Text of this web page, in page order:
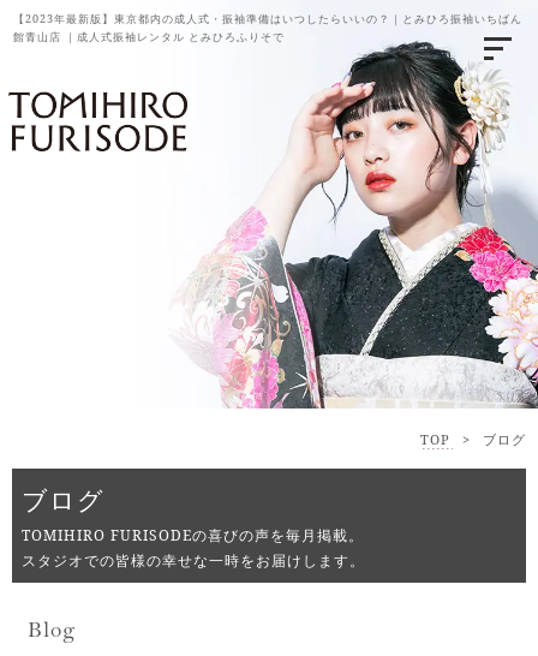
【2023年最新版】東京都内の成人式・振袖準備はいつしたらいいの？｜とみひろ振袖いちばん
館青山店 ｜成人式振袖レンタル とみひろふりそで
ブログ
TOMIHIRO FURISODEの喜びの声を毎月掲載。
スタジオでの皆様の幸せな一時をお届けします。
TOP > ブログ
Blog